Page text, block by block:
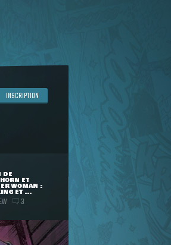
INSCRIPTION
DE
ET
WOMAN :
ET ...
3